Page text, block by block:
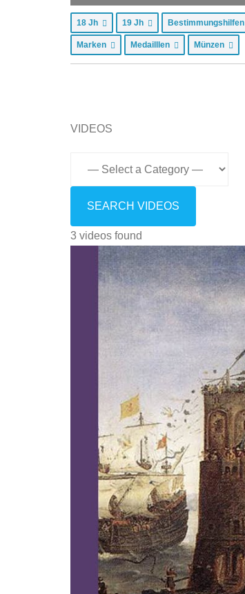
18 Jh 19 Jh Bestimmungshilfen
Marken Medailllen Münzen
VIDEOS
3 videos found